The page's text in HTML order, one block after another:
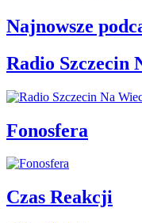
Najnowsze
Radio Szczecin
Fonosfera
Czas Reakcji